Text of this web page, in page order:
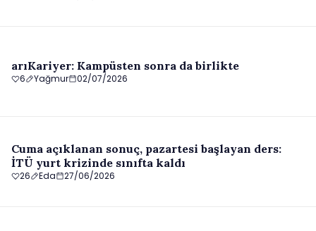
arıKariyer: Kampüsten sonra da birlikte
6 Yağmur 02/07/2026
Cuma açıklanan sonuç, pazartesi başlayan ders:
İTÜ yurt krizinde sınıfta kaldı
26 Eda 27/06/2026